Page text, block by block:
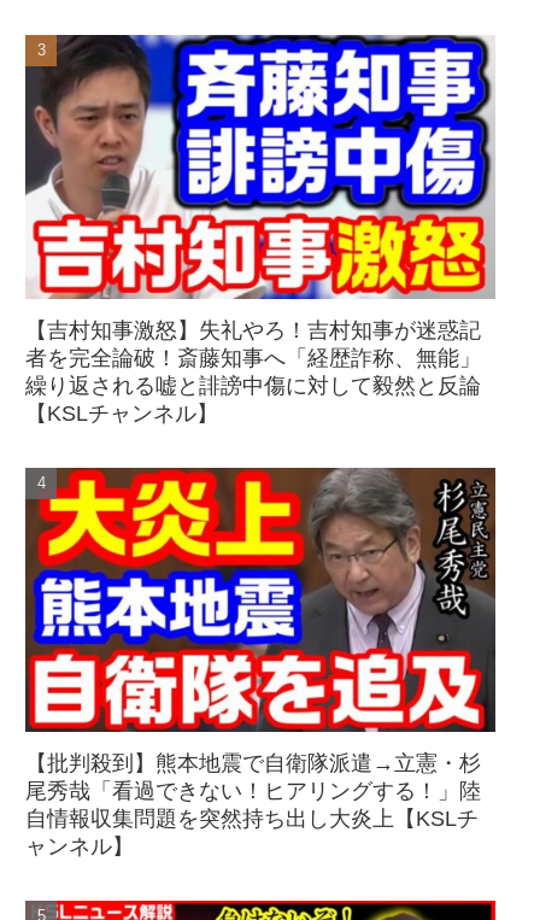
【吉村知事激怒】失礼やろ！吉村知事が迷惑記
者を完全論破！斎藤知事へ「経歴詐称、無能」
繰り返される嘘と誹謗中傷に対して毅然と反論
【KSLチャンネル】
【批判殺到】熊本地震で自衛隊派遣→立憲・杉
尾秀哉「看過できない！ヒアリングする！」陸
自情報収集問題を突然持ち出し大炎上【KSLチ
ャンネル】